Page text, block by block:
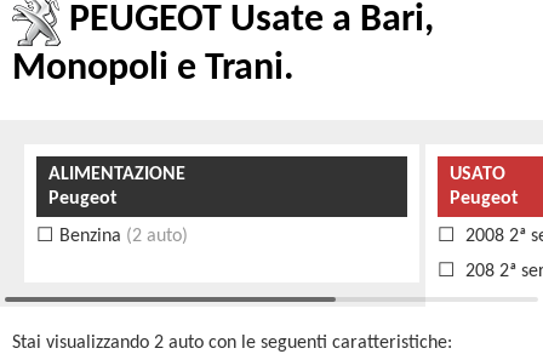
PEUGEOT Usate a Bari,
Monopoli e Trani.
ALIMENTAZIONE
Peugeot
Benzina (2 auto)
USATO
Peugeot
2008 2ª
208 2ª
Stai visualizzando 2 auto con le seguenti caratteristiche: